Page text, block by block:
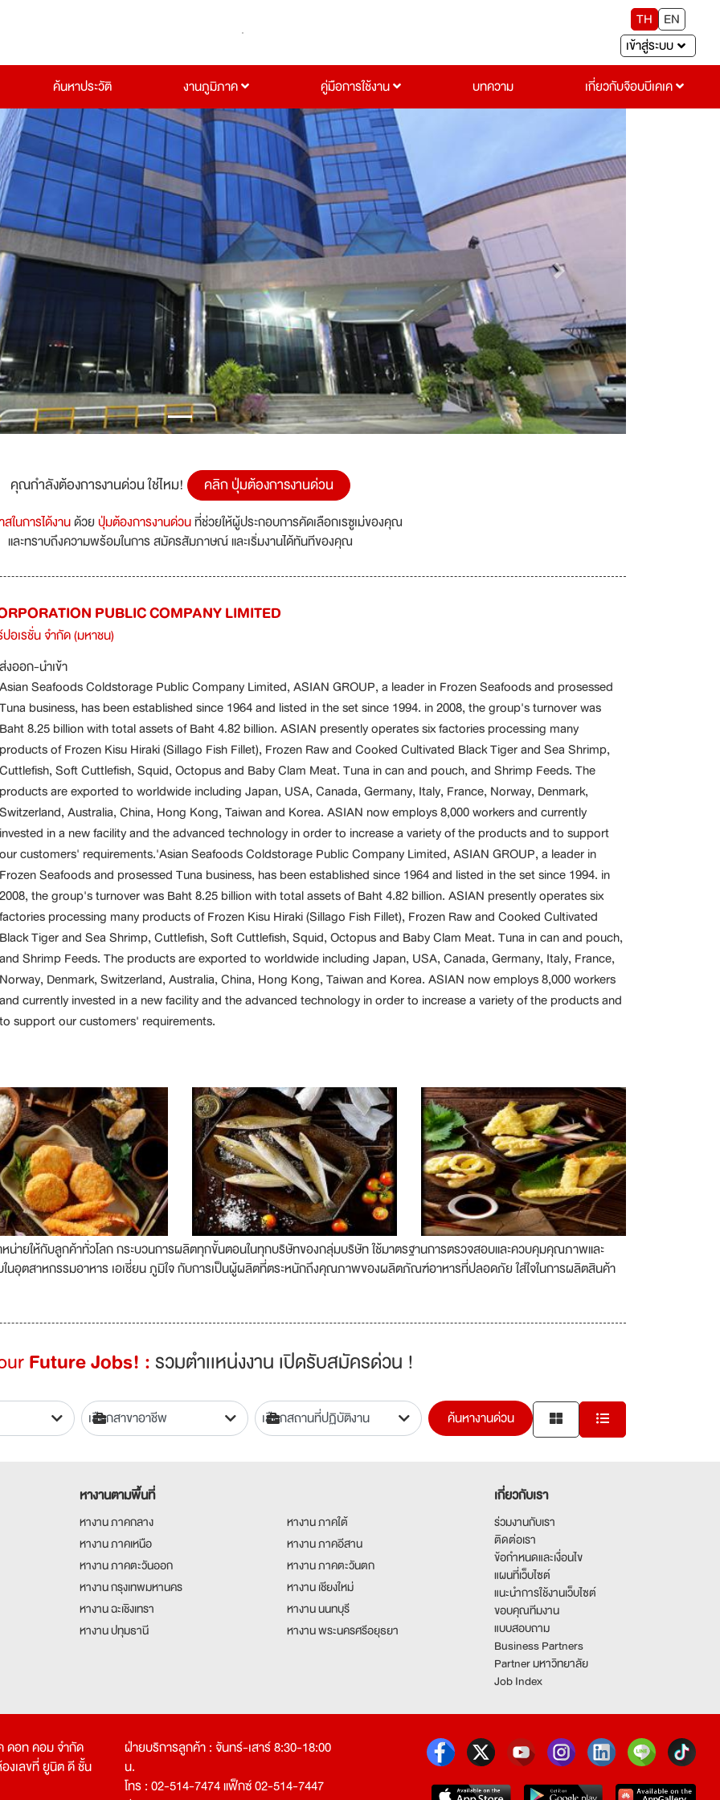
TH
EN
เข้าสู่ระบบ
ค้นหาประวัติ งานภูมิภาค คู่มือการใช้งาน บทความ เกี่ยวกับจ๊อบบีเคเค
Next
คุณกำลังต้องการงานด่วน ใช่ไหม! คลิก ปุ่มต้องการงานด่วน
ในการได้งานด้วยปุ่มต้องการงานด่วนที่ช่วยให้ผู้ประกอบการคัดเลือกเรซูเม่ของคุณ
และทราบถึงความพร้อมในการ สมัครสัมภาษณ์ และเริ่มงานได้ทันทีของคุณ
PUBLIC COMPANY LIMITED
อเรชั่น จำกัด (มหาชน)
ส่งออก-นำเข้า
Asian Seafoods Coldstorage Public Company Limited, ASIAN GROUP, a leader in Frozen Seafoods and prosessed
Tuna business, has been established since 1964 and listed in the set since 1994. in 2008, the group's turnover was
Baht 8.25 billion with total assets of Baht 4.82 billion. ASIAN presently operates six factories processing many
products of Frozen Kisu Hiraki (Sillago Fish Fillet), Frozen Raw and Cooked Cultivated Black Tiger and Sea Shrimp,
Cuttlefish, Soft Cuttlefish, Squid, Octopus and Baby Clam Meat. Tuna in can and pouch, and Shrimp Feeds. The
products are exported to worldwide including Japan, USA, Canada, Germany, Italy, France, Norway, Denmark,
Switzerland, Australia, China, Hong Kong, Taiwan and Korea. ASIAN now employs 8,000 workers and currently
invested in a new facility and the advanced technology in order to increase a variety of the products and to support
our customers' requirements.'Asian Seafoods Coldstorage Public Company Limited, ASIAN GROUP, a leader in
Frozen Seafoods and prosessed Tuna business, has been established since 1964 and listed in the set since 1994. in
2008, the group's turnover was Baht 8.25 billion with total assets of Baht 4.82 billion. ASIAN presently operates six
factories processing many products of Frozen Kisu Hiraki (Sillago Fish Fillet), Frozen Raw and Cooked Cultivated
Black Tiger and Sea Shrimp, Cuttlefish, Soft Cuttlefish, Squid, Octopus and Baby Clam Meat. Tuna in can and pouch,
and Shrimp Feeds. The products are exported to worldwide including Japan, USA, Canada, Germany, Italy, France,
Norway, Denmark, Switzerland, Australia, China, Hong Kong, Taiwan and Korea. ASIAN now employs 8,000 workers
and currently invested in a new facility and the advanced technology in order to increase a variety of the products and
to support our customers' requirements.
น่ายให้กับลูกค้าทั่วโลก กระบวนการผลิตทุกขั้นตอนในทุกบริษัทของกลุ่มบริษัท ใช้มาตรฐานการตรวจสอบและควบคุมคุณภาพและ
นอุตสาหกรรมอาหาร เอเชี่ยน ภูมิใจ กับการเป็นผู้ผลิตที่ตระหนักถึงคุณภาพของผลิตภัณฑ์อาหารที่ปลอดภัย ใส่ใจในการผลิตสินค้า
Future Jobs! :รวมตำเเหน่งงาน เปิดรับสมัครด่วน !
ค้นหางานด่วน
หางานตามพื้นที่
หางาน ภาคกลาง
หางาน ภาคใต้
หางาน ภาคเหนือ
หางาน ภาคอีสาน
หางาน ภาคตะวันออก
หางาน ภาคตะวันตก
หางาน กรุงเทพมหานคร
หางาน เชียงใหม่
หางาน ฉะเชิงเทรา
หางาน นนทบุรี
หางาน ปทุมธานี
หางาน พระนครศรีอยุธยา
เกี่ยวกับเรา
ร่วมงานกับเรา
ติดต่อเรา
ข้อกำหนดและเงื่อนไข
แผนที่เว็บไซต์
แนะนำการใช้งานเว็บไซต์
ขอบคุณทีมงาน
แบบสอบถาม
Business Partners
Partner มหาวิทยาลัย
Job Index
ดอท คอม จำกัด
งเลขที่ ยูนิต ดี ชั้น
ฝ่ายบริการลูกค้า : จันทร์-เสาร์ 8:30-18:00
น.
โทร : 02-514-7474 แฟ็กซ์ 02-514-7447